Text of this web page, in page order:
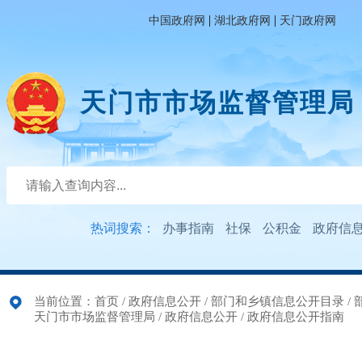
中国政府网 | 湖北政府网 | 天门政府网
天门市市场监督管理局
热词搜索： 办事指南 社保 公积金 政府信
当前位置： 首页 / 政府信息公开 / 部门和乡镇信息公开目录 /
天门市市场监督管理局 / 政府信息公开 / 政府信息公开指南